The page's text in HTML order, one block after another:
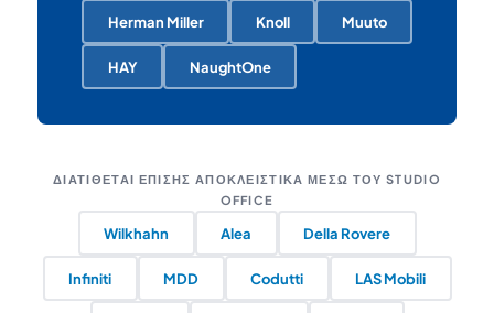
Herman Miller
Knoll Muuto
HAY NaughtOne
ΔΙΑΤΊΘΕΤΑΙ ΕΠΊΣΗΣ ΑΠΟΚΛΕΙΣΤΙΚΆ ΜΈΣΩ ΤΟΥ STUDIO
OFFICE
Wilkhahn Alea Della Rovere
Infiniti MDD Codutti LAS Mobili